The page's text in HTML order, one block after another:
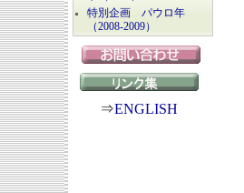
特別企画 パウロ年
（2008-2009）
⇒ENGLISH